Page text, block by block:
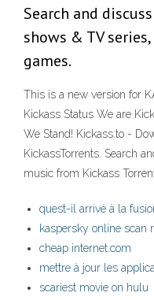
Search and
shows & TV
games.
This is a new version for
Kickass Status We are
We Stand! Kickass.to -
KickassTorrents. Search
music from Kickass
quest-il arrivé à la
kaspersky online scan
cheap internet.com
mettre à jour les
scariest movie on hulu